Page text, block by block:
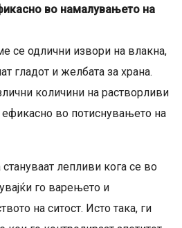
во намалувањето на
се одлични извори на влакна,
гладот ​​и желбата за храна.
количини на растворливи
во потиснувањето на
лепливи кога се во
го варењето и
на ситост. Исто така, ги